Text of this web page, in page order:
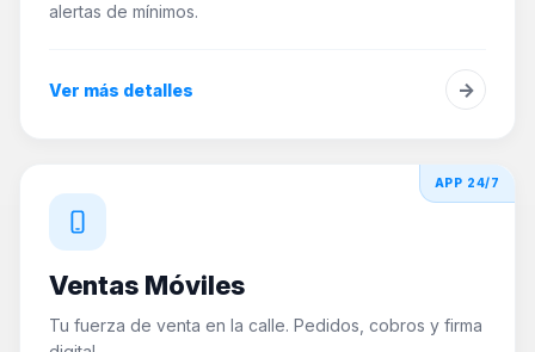
alertas de mínimos.
Ver más detalles →
APP 24/7
Ventas Móviles
Tu fuerza de venta en la calle. Pedidos, cobros y firma